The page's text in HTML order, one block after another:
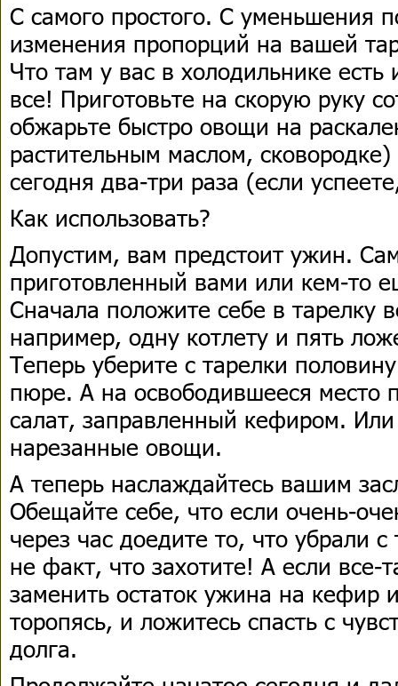
С самого простого. С уменьшения
изменения пропорций на вашей
Что там у вас в холодильнике
все! Приготовьте на скорую руку
обжарьте быстро овощи на
растительным маслом, сковородке)
сегодня два-три раза (если
Как использовать?
Допустим, вам предстоит ужин.
приготовленный вами или кем-то
Сначала положите себе в тарелку
например, одну котлету и пять
Теперь уберите с тарелки
пюре. А на освободившееся место
салат, заправленный кефиром.
нарезанные овощи.
А теперь наслаждайтесь вашим
Обещайте себе, что если очень-
через час доедите то, что убрали
не факт, что захотите! А если все-
заменить остаток ужина на кефир
торопясь, и ложитесь спасть с
долга.